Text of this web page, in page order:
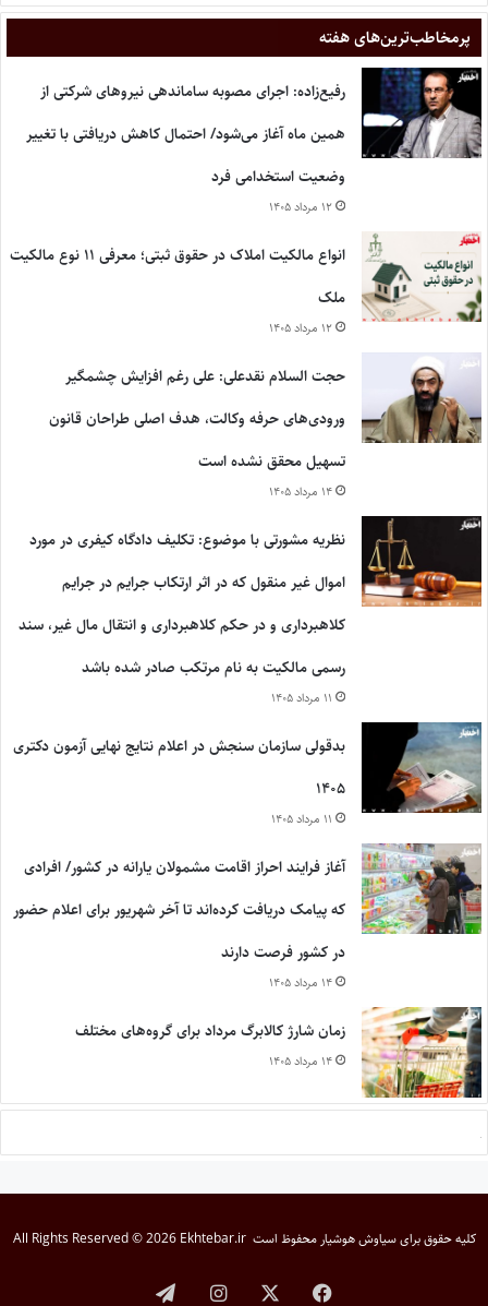
پر‌مخاطب‌ترین‌های هفته
رفیع‌زاده: اجرای مصوبه ساماندهی نیروهای شرکتی از
همین ماه آغاز می‌شود/ احتمال کاهش دریافتی با تغییر
وضعیت استخدامی فرد
۱۲ مرداد ۱۴۰۵
انواع مالکیت املاک در حقوق ثبتی؛ معرفی ۱۱ نوع مالکیت
ملک
۱۲ مرداد ۱۴۰۵
حجت السلام نقدعلی: علی رغم افزایش چشمگیر
ورودی‌های حرفه وکالت، هدف اصلی طراحان قانون
تسهیل محقق نشده است
۱۴ مرداد ۱۴۰۵
نظریه مشورتی با موضوع: تکلیف دادگاه کیفری در مورد
اموال غیر منقول که در اثر ارتکاب جرایم در جرایم
کلاهبرداری و در حکم کلاهبرداری و انتقال مال غیر، سند
رسمی مالکیت به نام مرتکب صادر شده باشد
۱۱ مرداد ۱۴۰۵
بدقولی سازمان سنجش در اعلام نتایج نهایی آزمون دکتری
۱۴۰۵
۱۱ مرداد ۱۴۰۵
آغاز فرایند احراز اقامت مشمولان یارانه در کشور/ افرادی
که پیامک دریافت کرده‌اند تا آخر شهریور برای اعلام حضور
در کشور فرصت دارند
۱۴ مرداد ۱۴۰۵
زمان شارژ کالابرگ مرداد برای گروه‌های مختلف
۱۴ مرداد ۱۴۰۵
کلیه حقوق برایسیاوش هوشیار محفوظ است All Rights Reserved © 2026 Ekhtebar.ir